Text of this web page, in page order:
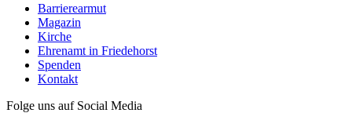
Barrierearmut
Magazin
Kirche
Ehrenamt in Friedehorst
Spenden
Kontakt
Folge uns auf Social Media